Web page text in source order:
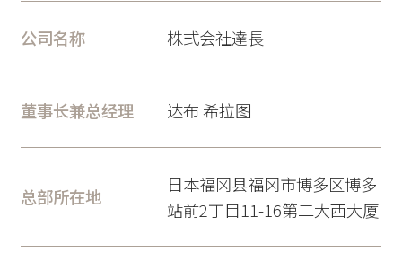
公司名称 株式会社達長
董事长兼总经理 达布 希拉图
总部所在地
日本福冈县福冈市博多区博多
站前2丁目11-16第二大西大厦